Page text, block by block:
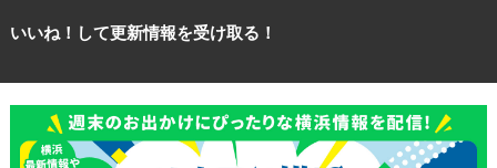
いいね！して更新情報を受け取る！